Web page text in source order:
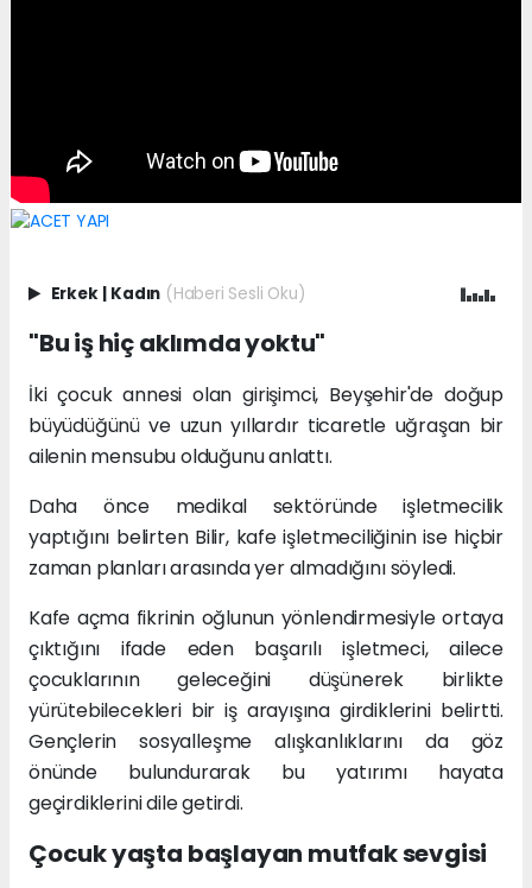
Erkek | Kadın (Haberi Sesli Oku)
"Bu iş hiç aklımda yoktu"
İki çocuk annesi olan girişimci, Beyşehir'de doğup
büyüdüğünü ve uzun yıllardır ticaretle uğraşan bir
ailenin mensubu olduğunu anlattı.
Daha önce medikal sektöründe işletmecilik
yaptığını belirten Bilir, kafe işletmeciliğinin ise hiçbir
zaman planları arasında yer almadığını söyledi.
Kafe açma fikrinin oğlunun yönlendirmesiyle ortaya
çıktığını ifade eden başarılı işletmeci, ailece
çocuklarının geleceğini düşünerek birlikte
yürütebilecekleri bir iş arayışına girdiklerini belirtti.
Gençlerin sosyalleşme alışkanlıklarını da göz
önünde bulundurarak bu yatırımı hayata
geçirdiklerini dile getirdi.
Çocuk yaşta başlayan mutfak sevgisi